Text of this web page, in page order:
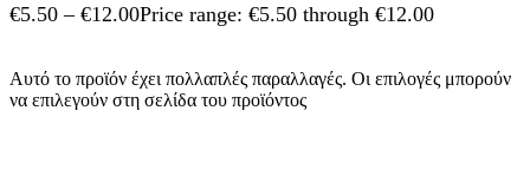
€5.50 – €12.00Price range: €5.50 through €12.00
Αυτό το προϊόν έχει πολλαπλές παραλλαγές. Οι επιλογές μπορούν
να επιλεγούν στη σελίδα του προϊόντος